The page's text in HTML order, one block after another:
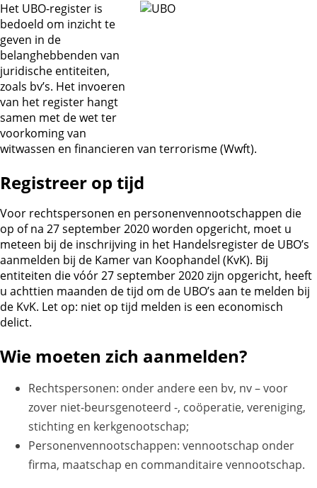
Het UBO-register is
bedoeld om inzicht te
geven in de
belanghebbenden van
juridische entiteiten,
zoals bv’s. Het invoeren
van het register hangt
samen met de wet ter
voorkoming van
witwassen en financieren van terrorisme (Wwft).
Registreer op tijd
Voor rechtspersonen en personenvennootschappen die
op of na 27 september 2020 worden opgericht, moet u
meteen bij de inschrijving in het Handelsregister de UBO’s
aanmelden bij de Kamer van Koophandel (KvK). Bij
entiteiten die vóór 27 september 2020 zijn opgericht, heeft
u achttien maanden de tijd om de UBO’s aan te melden bij
de KvK. Let op: niet op tijd melden is een economisch
delict.
Wie moeten zich aanmelden?
Rechtspersonen: onder andere een bv, nv – voor
zover niet-beursgenoteerd -, coöperatie, vereniging,
stichting en kerkgenootschap;
Personenvennootschappen: vennootschap onder
firma, maatschap en commanditaire vennootschap.